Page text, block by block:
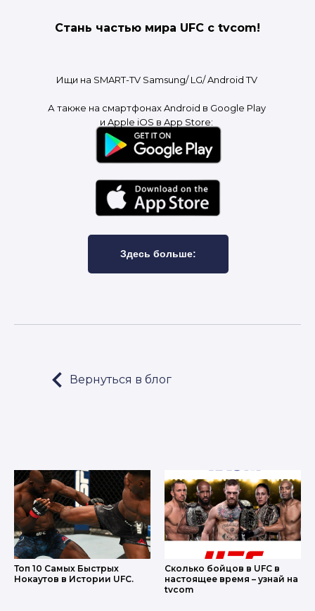
Стань частью мира UFC с tvcom!
Ищи на SMART-TV Samsung/ LG/ Android TV
А также на смартфонах Android в Google Play
и Apple iOS в App Store:
Здесь больше:
Вернуться в блог
LET'S GO!
Топ 10 Самых Быстрых
Нокаутов в Истории UFC.
Сколько бойцов в UFC в
настоящее время – узнай на
tvcom